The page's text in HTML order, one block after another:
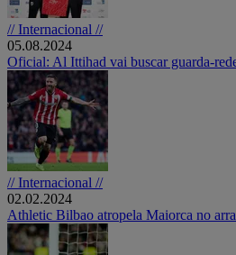
// Internacional //
05.08.2024
Oficial: Al Ittihad vai buscar guarda-
// Internacional //
02.02.2024
Athletic Bilbao atropela Maiorca no